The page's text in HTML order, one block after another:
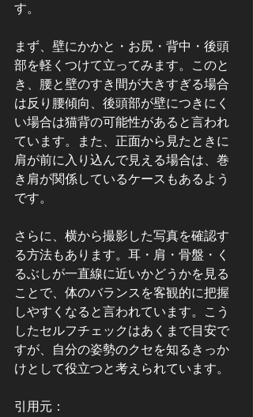
す。
まず、壁にかかと・お尻・背中・後頭
部を軽くつけて立ってみます。このと
き、腰と壁のすき間が大きすぎる場合
は反り腰傾向、後頭部が壁につきにく
い場合は猫背の可能性があると言われ
ています。また、正面から見たときに
肩が前に入り込んで見える場合は、巻
き肩が関係しているケースもあるよう
です。
さらに、横から撮影した写真を確認す
る方法もあります。耳・肩・骨盤・く
るぶしが一直線に近いかどうかを見る
ことで、体のバランスを客観的に把握
しやすくなると言われています。こう
したセルフチェックはあくまで目安で
すが、自分の姿勢のクセを知るきっか
けとして役立つと考えられています。
引用元：